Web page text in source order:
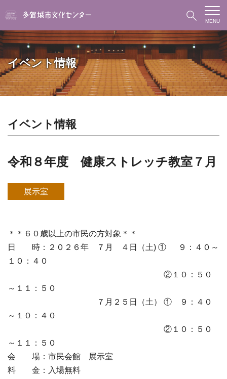
MENU
イベント情報
イベント情報
令和８年度 健康ストレッチ教室７月
展示室
＊＊６０歳以上の市民の方対象＊＊
日 時：２０２６年 ７月 ４日（土) ① ９：４０～
１０：４０
②１０：５０
～１１：５０
７月２５日（土） ① ９：４０
～１０：４０
②１０：５０
～１１：５０
会 場：市民会館 展示室
料 金：入場無料